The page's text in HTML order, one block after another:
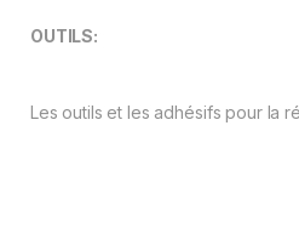
OUTILS:
Les outils et les adhésifs pour la